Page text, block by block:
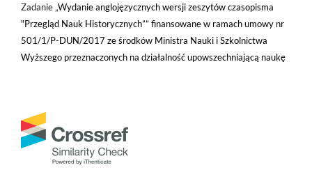
Zadanie „Wydanie anglojęzycznych wersji zeszytów czasopisma
"Przegląd Nauk Historycznych”” finansowane w ramach umowy nr
501/1/P-DUN/2017 ze środków Ministra Nauki i Szkolnictwa
Wyższego przeznaczonych na działalność upowszechniającą naukę